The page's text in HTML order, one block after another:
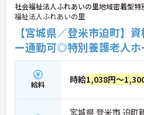
社会福祉法人ふれあいの里地域密着型
福祉法人ふれあいの里
【宮城県／登米市迫町】
ー通勤可◎特別養護老人ホ
給料 時給1,038円～
宮城県 登米市 迫町